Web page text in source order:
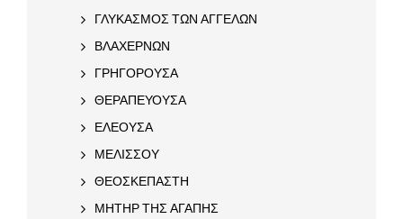
ΓΛΥΚΑΣΜΟΣ ΤΩΝ ΑΓΓΕΛΩΝ
ΒΛΑΧΕΡΝΩΝ
ΓΡΗΓΟΡΟΥΣΑ
ΘΕΡΑΠΕΥΟΥΣΑ
ΕΛΕΟΥΣΑ
ΜΕΛΙΣΣΟΥ
ΘΕΟΣΚΕΠΑΣΤΗ
ΜΗΤΗΡ ΤΗΣ ΑΓΑΠΗΣ